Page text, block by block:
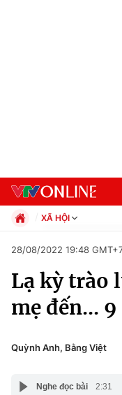
Chuyên mục
Chính trị
Xã hội
XÃ HỘI
Xã hội
Pháp luật
Kinh tế
Thể thao
Văn hóa - Giải trí
Đời sống
28/08/2022 19:48
Lạ kỳ trào
mẹ đến...
Quỳnh Anh, Bằng Việt
Nghe đọc bài 2:31